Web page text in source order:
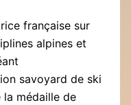
française sur
alpines et
savoyard de ski
médaille de